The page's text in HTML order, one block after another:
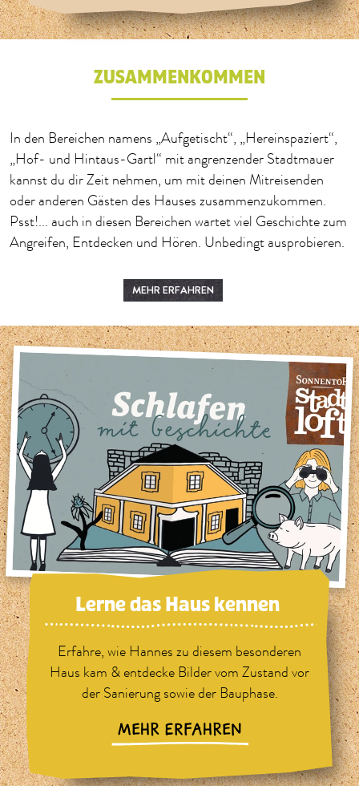
ZUSAMMENKOMMEN
In den Bereichen namens „Aufgetischt“, „Hereinspaziert“,
„Hof- und Hintaus-Gartl“ mit angrenzender Stadtmauer
kannst du dir Zeit nehmen, um mit deinen Mitreisenden
oder anderen Gästen des Hauses zusammenzukommen.
Psst!... auch in diesen Bereichen wartet viel Geschichte zum
Angreifen, Entdecken und Hören. Unbedingt ausprobieren.
MEHR ERFAHREN
Lerne das Haus kennen
Erfahre, wie Hannes zu diesem besonderen
Haus kam & entdecke Bilder vom Zustand vor
der Sanierung sowie der Bauphase.
MEHR ERFAHREN